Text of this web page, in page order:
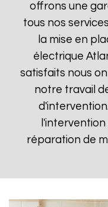
offrons une
tous nos
la mise en
électrique
satisfaits nous
notre travail
réparation de